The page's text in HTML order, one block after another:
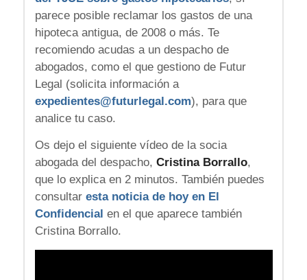
parece posible reclamar los gastos de una
hipoteca antigua, de 2008 o más. Te
recomiendo acudas a un despacho de
abogados, como el que gestiono de Futur
Legal (solicita información a
expedientes@futurlegal.com), para que
analice tu caso.
Os dejo el siguiente vídeo de la socia
abogada del despacho, Cristina Borrallo,
que lo explica en 2 minutos. También puedes
consultar esta noticia de hoy en El
Confidencial en el que aparece también
Cristina Borrallo.